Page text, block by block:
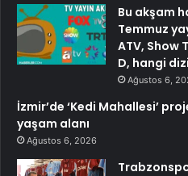
Bu akşam
Temmuz
ATV, Show
D, hangi
Ağustos 6,
İzmir’de ‘Kedi Mahallesi’
yaşam alanı
Ağustos 6, 2026